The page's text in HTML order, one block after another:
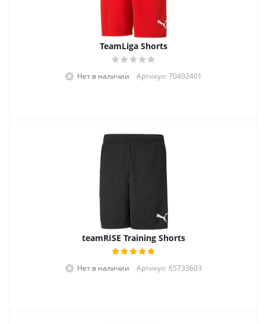
TeamLiga Shorts
Нет в наличии Артикул: 70492401
teamRISE Training Shorts
Нет в наличии Артикул: 65733603